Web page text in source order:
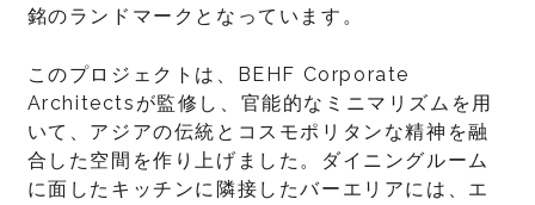
銘のランドマークとなっています。
このプロジェクトは、BEHF Corporate
Architectsが監修し、官能的なミニマリズムを用
いて、アジアの伝統とコスモポリタンな精神を融
合した空間を作り上げました。ダイニングルーム
に面したキッチンに隣接したバーエリアには、エ